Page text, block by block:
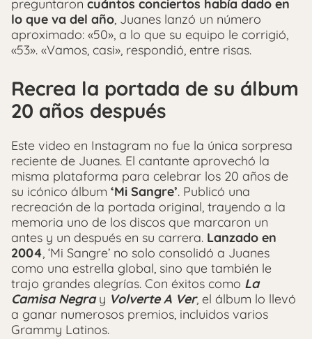
preguntaron cuántos conciertos había dado en
lo que va del año, Juanes lanzó un número
aproximado: «50», a lo que su equipo le corrigió,
«53». «Vamos, casi», respondió, entre risas.
Recrea la portada de su álbum
20 años después
Este video en Instagram no fue la única sorpresa
reciente de Juanes. El cantante aprovechó la
misma plataforma para celebrar los 20 años de
su icónico álbum ‘Mi Sangre’. Publicó una
recreación de la portada original, trayendo a la
memoria uno de los discos que marcaron un
antes y un después en su carrera. Lanzado en
2004, ‘Mi Sangre’ no solo consolidó a Juanes
como una estrella global, sino que también le
trajo grandes alegrías. Con éxitos como La
Camisa Negray Volverte A Ver, el álbum lo llevó
a ganar numerosos premios, incluidos varios
Grammy Latinos.